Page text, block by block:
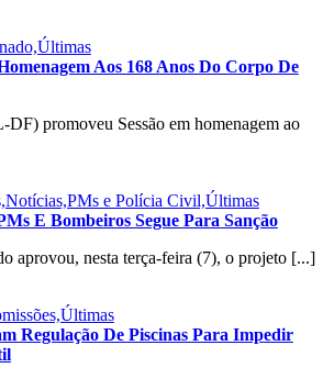
Aos 168 Anos Do Corpo De
DF) promoveu Sessão em homenagem ao
e Polícia Civil,Últimas
E Bombeiros Segue Para Sanção
aprovou, nesta terça-feira (7), o projeto [...]
Regulação De Piscinas Para Impedir